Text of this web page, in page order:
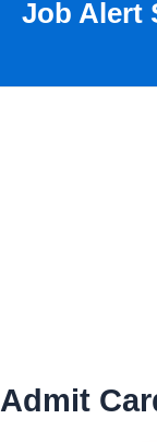
SkipJob Alert
Admit